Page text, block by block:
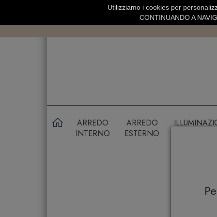
SPEDIZIONE GRATUITA SOPRA 99
ARREDO
INTERNO
ARREDO
ESTERNO
Utilizziamo i cookies per
CONTINUANDO A